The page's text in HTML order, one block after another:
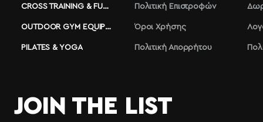
CROSS TRAINING & FUNCTIONAL
OUTDOOR GYM EQUIPMENT
PILATES & YOGA
Πολιτική Επιστροφών
Όροι Χρήσης
Πολιτική Απορρήτου
JOIN THE LIST